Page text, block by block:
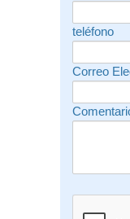
teléfono
Correo